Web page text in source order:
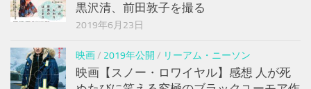
黒沢清、前田敦子を撮る
2019年6月23日
映画/ 2019年公開 / リーアム・ニーソン
映画【スノー・ロワイヤル】感想 人が死